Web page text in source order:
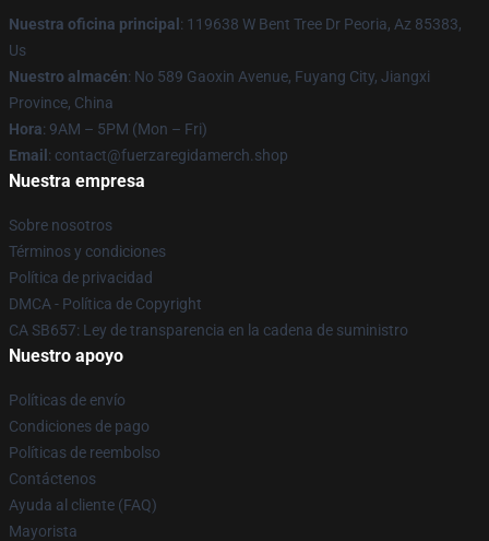
Nuestra oficina principal : 119638 W Bent Tree Dr Peoria, Az 85383,
Us
Nuestro almacén: No 589 Gaoxin Avenue, Fuyang City, Jiangxi
Province, China
Hora: 9AM – 5PM (Mon – Fri)
Email : contact@fuerzaregidamerch.shop
Nuestra empresa
Sobre nosotros
Términos y condiciones
Política de privacidad
DMCA - Política de Copyright
CA SB657: Ley de transparencia en la cadena de suministro
Nuestro apoyo
Políticas de envío
Condiciones de pago
Políticas de reembolso
Contáctenos
Ayuda al cliente (FAQ)
Mayorista